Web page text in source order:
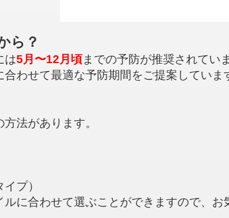
ら？
は5月〜12月頃までの予防が推奨されてい
わせて最適な予防期間をご提案していま
法があります。
プ）
に合わせて選ぶことができますので、お